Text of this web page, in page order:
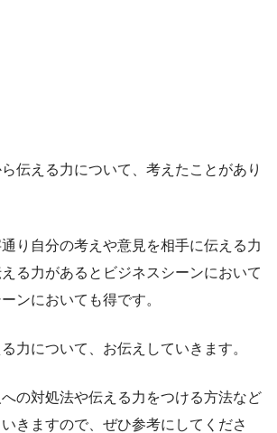
伝える力について、考えたことがあり
り自分の考えや意見を相手に伝える力
る力があるとビジネスシーンにおいて
ンにおいても得です。
力について、お伝えしていきます。
の対処法や伝える力をつける方法など
きますので、ぜひ参考にしてくださ